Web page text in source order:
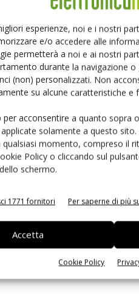
esperienze, noi e i nostri
e/o accedere alle
permetterà a noi e ai nostri
durante la navigazione
(non) personalizzati. Non
su alcune caratteristiche e
per acconsentire a quanto sopra
solamente a questo
momento, compreso il
Policy o cliccando sul
schermo.
1771 fornitori Per saperne di più
Accetta
Cookie Policy
Pinterest
agentica per